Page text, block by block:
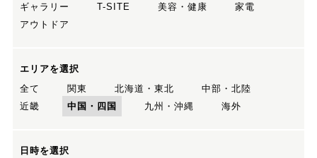
ギャラリー
T-SITE 美容・健康
家電
アウトドア
エリアを選択
全て
関東 北海道・東北
中部・北陸
近畿
中国・四国 九州・沖縄 海外
日時を選択